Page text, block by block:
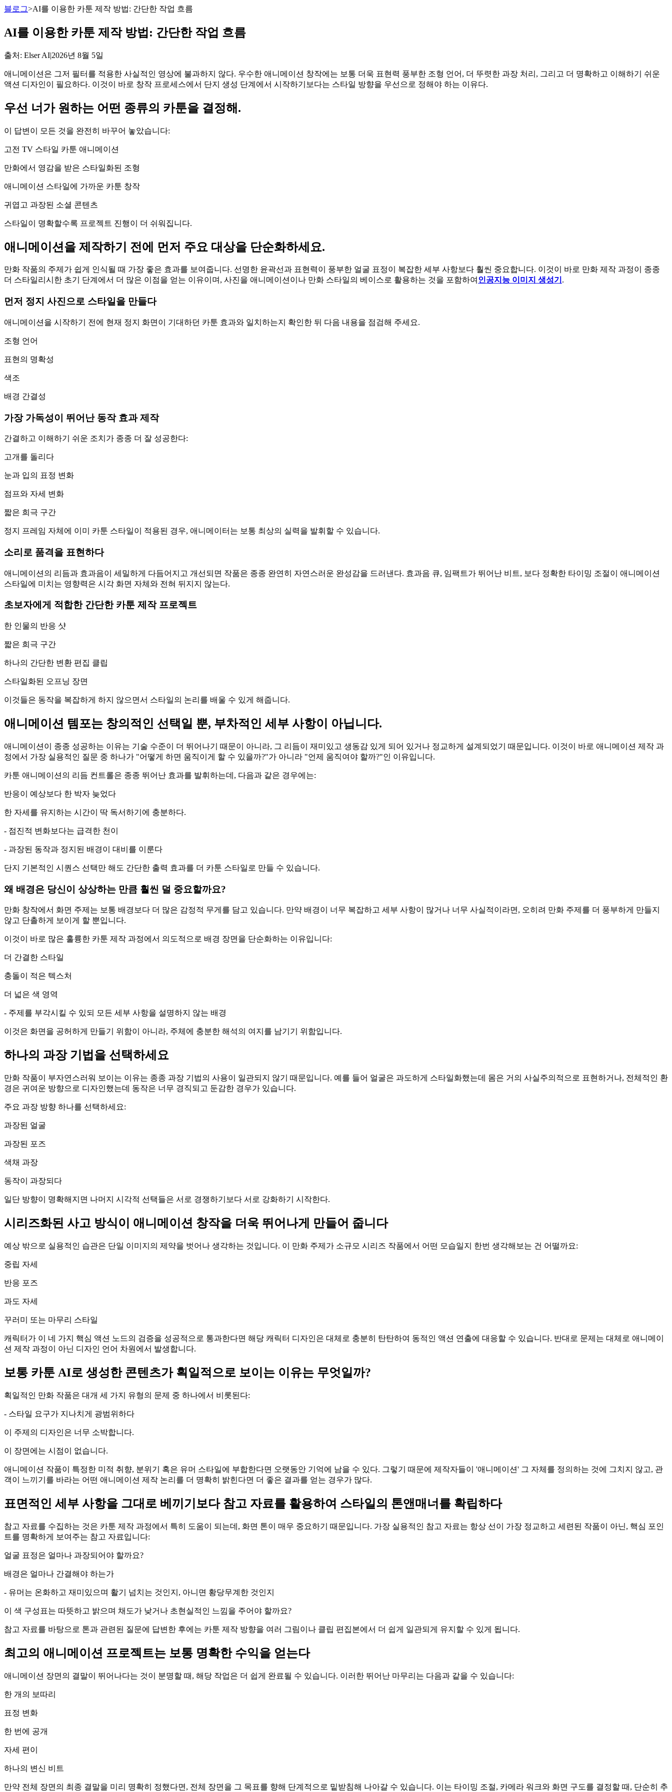
블로그>AI를 이용한 카툰 제작 방법: 간단한 작업 흐름
AI를 이용한 카툰 제작 방법: 간단한 작업 흐름
출처 : Elser AI|2026년 8월 5일
애니메이션은 그저 필터를 적용한 사실적인 영상에 불과하지 않다. 우수한 애니메이션 창작에는 보통 더욱 표현력 풍부한 조형 언어, 더 뚜렷한 과장 처리, 그리고 더 명확하고 이해하기 쉬운
액션 디자인이 필요하다. 이것이 바로 창작 프로세스에서 단지 생성 단계에서 시작하기보다는 스타일 방향을 우선으로 정해야 하는 이유다.
우선 너가 원하는 어떤 종류의 카툰을 결정해.
이 답변이 모든 것을 완전히 바꾸어 놓았습니다:
고전 TV 스타일 카툰 애니메이션
만화에서 영감을 받은 스타일화된 조형
애니메이션 스타일에 가까운 카툰 창작
귀엽고 과장된 소셜 콘텐츠
스타일이 명확할수록 프로젝트 진행이 더 쉬워집니다.
애니메이션을 제작하기 전에 먼저 주요 대상을 단순화하세요.
만화 작품의 주제가 쉽게 인식될 때 가장 좋은 효과를 보여줍니다. 선명한 윤곽선과 표현력이 풍부한 얼굴 표정이 복잡한 세부 사항보다 훨씬 중요합니다. 이것이 바로 만화 제작 과정이 종종
더 스타일리시한 초기 단계에서 더 많은 이점을 얻는 이유이며, 사진을 애니메이션이나 만화 스타일의 베이스로 활용하는 것을 포함하여 인공지능 이미지 생성기 .
먼저 정지 사진으로 스타일을 만들다
애니메이션을 시작하기 전에 현재 정지 화면이 기대하던 카툰 효과와 일치하는지 확인한 뒤 다음 내용을 점검해 주세요.
조형 언어
표현의 명확성
색조
배경 간결성
가장 가독성이 뛰어난 동작 효과 제작
간결하고 이해하기 쉬운 조치가 종종 더 잘 성공한다:
고개를 돌리다
눈과 입의 표정 변화
점프와 자세 변화
짧은 희극 구간
정지 프레임 자체에 이미 카툰 스타일이 적용된 경우, 애니메이터는 보통 최상의 실력을 발휘할 수 있습니다.
소리로 품격을 표현하다
애니메이션의 리듬과 효과음이 세밀하게 다듬어지고 개선되면 작품은 종종 완연히 자연스러운 완성감을 드러낸다. 효과음 큐, 임팩트가 뛰어난 비트, 보다 정확한 타이밍 조절이 애니메이션
스타일에 미치는 영향력은 시각 화면 자체와 전혀 뒤지지 않는다.
초보자에게 적합한 간단한 카툰 제작 프로젝트
한 인물의 반응 샷
짧은 희극 구간
하나의 간단한 변환 편집 클립
스타일화된 오프닝 장면
이것들은 동작을 복잡하게 하지 않으면서 스타일의 논리를 배울 수 있게 해줍니다.
애니메이션 템포는 창의적인 선택일 뿐, 부차적인 세부 사항이 아닙니다.
애니메이션이 종종 성공하는 이유는 기술 수준이 더 뛰어나기 때문이 아니라, 그 리듬이 재미있고 생동감 있게 되어 있거나 정교하게 설계되었기 때문입니다. 이것이 바로 애니메이션 제작 과
정에서 가장 실용적인 질문 중 하나가 "어떻게 하면 움직이게 할 수 있을까?"가 아니라 "언제 움직여야 할까?"인 이유입니다.
카툰 애니메이션의 리듬 컨트롤은 종종 뛰어난 효과를 발휘하는데, 다음과 같은 경우에는:
반응이 예상보다 한 박자 늦었다
한 자세를 유지하는 시간이 딱 독서하기에 충분하다.
- 점진적 변화보다는 급격한 천이
- 과장된 동작과 정지된 배경이 대비를 이룬다
단지 기본적인 시퀀스 선택만 해도 간단한 출력 효과를 더 카툰 스타일로 만들 수 있습니다.
왜 배경은 당신이 상상하는 만큼 훨씬 덜 중요할까요?
만화 창작에서 화면 주제는 보통 배경보다 더 많은 감정적 무게를 담고 있습니다. 만약 배경이 너무 복잡하고 세부 사항이 많거나 너무 사실적이라면, 오히려 만화 주제를 더 풍부하게 만들지
않고 단촐하게 보이게 할 뿐입니다.
이것이 바로 많은 훌륭한 카툰 제작 과정에서 의도적으로 배경 장면을 단순화하는 이유입니다:
더 간결한 스타일
충돌이 적은 텍스처
더 넓은 색 영역
- 주제를 부각시킬 수 있되 모든 세부 사항을 설명하지 않는 배경
이것은 화면을 공허하게 만들기 위함이 아니라, 주체에 충분한 해석의 여지를 남기기 위함입니다.
하나의 과장 기법을 선택하세요
만화 작품이 부자연스러워 보이는 이유는 종종 과장 기법의 사용이 일관되지 않기 때문입니다. 예를 들어 얼굴은 과도하게 스타일화했는데 몸은 거의 사실주의적으로 표현하거나, 전체적인 환
경은 귀여운 방향으로 디자인했는데 동작은 너무 경직되고 둔감한 경우가 있습니다.
주요 과장 방향 하나를 선택하세요:
과장된 얼굴
과장된 포즈
색채 과장
동작이 과장되다
일단 방향이 명확해지면 나머지 시각적 선택들은 서로 경쟁하기보다 서로 강화하기 시작한다.
시리즈화된 사고 방식이 애니메이션 창작을 더욱 뛰어나게 만들어 줍니다
예상 밖으로 실용적인 습관은 단일 이미지의 제약을 벗어나 생각하는 것입니다. 이 만화 주제가 소규모 시리즈 작품에서 어떤 모습일지 한번 생각해보는 건 어떨까요:
중립 자세
반응 포즈
과도 자세
꾸러미 또는 마무리 스타일
캐릭터가 이 네 가지 핵심 액션 노드의 검증을 성공적으로 통과한다면 해당 캐릭터 디자인은 대체로 충분히 탄탄하여 동적인 액션 연출에 대응할 수 있습니다. 반대로 문제는 대체로 애니메이
션 제작 과정이 아닌 디자인 언어 차원에서 발생합니다.
보통 카툰 AI로 생성한 콘텐츠가 획일적으로 보이는 이유는 무엇일까?
획일적인 만화 작품은 대개 세 가지 유형의 문제 중 하나에서 비롯된다:
- 스타일 요구가 지나치게 광범위하다
이 주제의 디자인은 너무 소박합니다.
이 장면에는 시점이 없습니다.
애니메이션 작품이 특정한 미적 취향, 분위기 혹은 유머 스타일에 부합한다면 오랫동안 기억에 남을 수 있다. 그렇기 때문에 제작자들이 '애니메이션' 그 자체를 정의하는 것에 그치지 않고, 관
객이 느끼기를 바라는 어떤 애니메이션 제작 논리를 더 명확히 밝힌다면 더 좋은 결과를 얻는 경우가 많다.
표면적인 세부 사항을 그대로 베끼기보다 참고 자료를 활용하여 스타일의 톤앤매너를 확립하다
참고 자료를 수집하는 것은 카툰 제작 과정에서 특히 도움이 되는데, 화면 톤이 매우 중요하기 때문입니다. 가장 실용적인 참고 자료는 항상 선이 가장 정교하고 세련된 작품이 아닌, 핵심 포인
트를 명확하게 보여주는 참고 자료입니다:
얼굴 표정은 얼마나 과장되어야 할까요?
배경은 얼마나 간결해야 하는가
- 유머는 온화하고 재미있으며 활기 넘치는 것인지, 아니면 황당무계한 것인지
이 색 구성표는 따뜻하고 밝으며 채도가 낮거나 초현실적인 느낌을 주어야 할까요?
참고 자료를 바탕으로 톤과 관련된 질문에 답변한 후에는 카툰 제작 방향을 여러 그림이나 클립 편집본에서 더 쉽게 일관되게 유지할 수 있게 됩니다.
최고의 애니메이션 프로젝트는 보통 명확한 수익을 얻는다
애니메이션 장면의 결말이 뛰어나다는 것이 분명할 때, 해당 작업은 더 쉽게 완료될 수 있습니다. 이러한 뛰어난 마무리는 다음과 같을 수 있습니다:
한 개의 보따리
표정 변화
한 번에 공개
자세 편이
하나의 변신 비트
만약 전체 장면의 최종 결말을 미리 명확히 정했다면, 전체 장면을 그 목표를 향해 단계적으로 밑받침해 나아갈 수 있습니다. 이는 타이밍 조절, 카메라 워크와 화면 구도를 결정할 때, 단순히 추